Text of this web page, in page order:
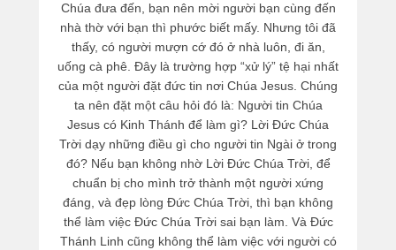
Chúa đưa đến, bạn nên mời người bạn cùng đến
nhà thờ với bạn thì phước biết mấy. Nhưng tôi đã
thấy, có người mượn cớ đó ở nhà luôn, đi ăn,
uống cà phê. Đây là trường hợp “xử lý” tệ hại nhất
của một người đặt đức tin nơi Chúa Jesus. Chúng
ta nên đặt một câu hỏi đó là: Người tin Chúa
Jesus có Kinh Thánh để làm gì? Lời Đức Chúa
Trời dạy những điều gì cho người tin Ngài ở trong
đó? Nếu bạn không nhờ Lời Đức Chúa Trời, để
chuẩn bị cho mình trở thành một người xứng
đáng, và đẹp lòng Đức Chúa Trời, thì bạn không
thể làm việc Đức Chúa Trời sai bạn làm. Và Đức
Thánh Linh cũng không thể làm việc với người có